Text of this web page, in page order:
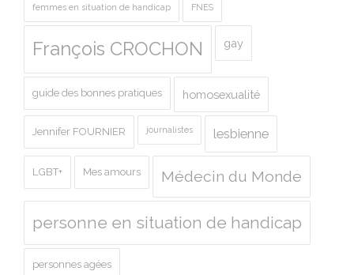
femmes en situation de handicap FNES
François CROCHON gay
guide des bonnes pratiques homosexualité
Jennifer FOURNIER journalistes lesbienne
LGBT+ Mes amours Médecin du Monde
personne en situation de handicap
personnes agées